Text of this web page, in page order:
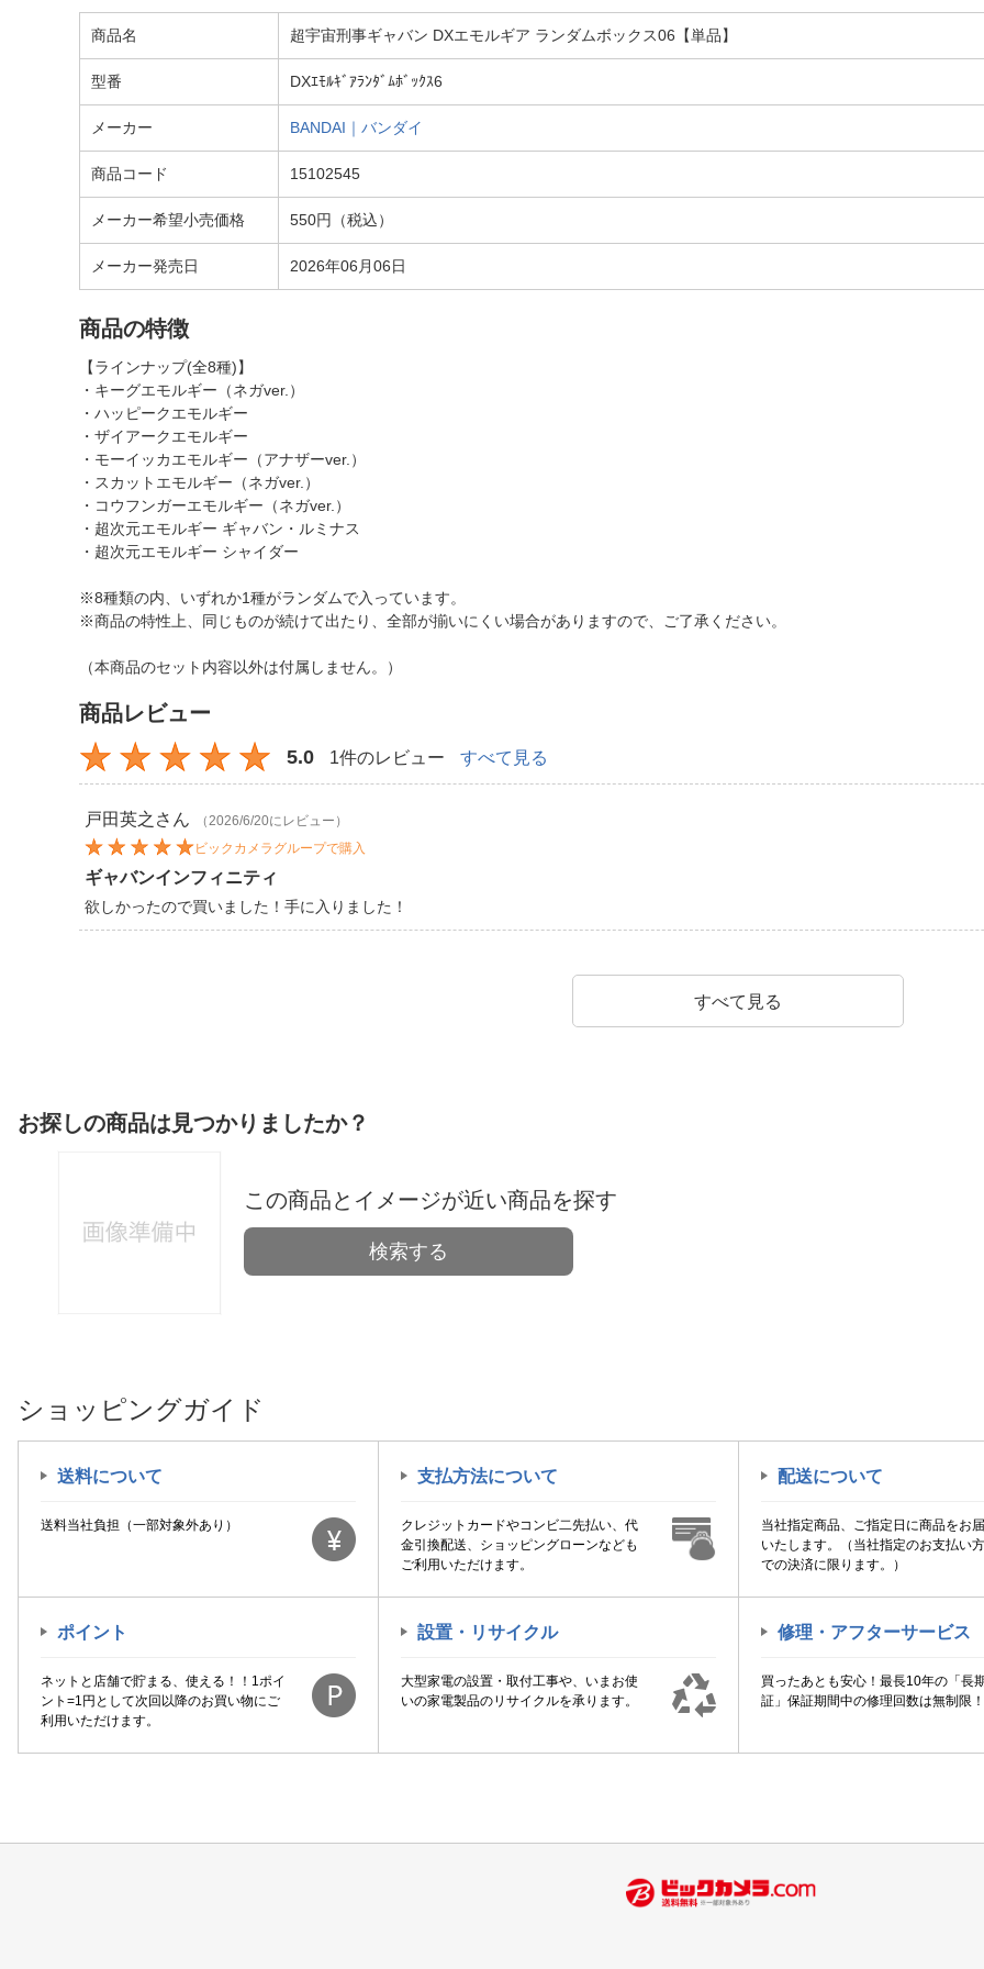
商品名 超宇宙刑事ギャバン DXエモルギア ランダムボックス06【単品】
型番 DXｴﾓﾙｷﾞｱﾗﾝﾀﾞﾑﾎﾞｯｸｽ6
メーカー BANDAI｜バンダイ
商品コード 15102545
メーカー希望小売価格 550円（税込）
メーカー発売日 2026年06月06日
商品の特徴
【ラインナップ(全8種)】
・キーグエモルギー（ネガver.）
・ハッピークエモルギー
・ザイアークエモルギー
・モーイッカエモルギー（アナザーver.）
・スカットエモルギー（ネガver.）
・コウフンガーエモルギー（ネガver.）
・超次元エモルギー ギャバン・ルミナス
・超次元エモルギー シャイダー
※8種類の内、いずれか1種がランダムで入っています。
※商品の特性上、同じものが続けて出たり、全部が揃いにくい場合がありますので、ご了承ください。
（本商品のセット内容以外は付属しません。）
商品レビュー
5.0 1件のレビュー すべて見る
戸田英之 さん
（2026/6/20にレビュー）
ビックカメラグループで購入
ギャバンインフィニティ
欲しかったので買いました！手に入りました！
すべて見る
お探しの商品は見つかりましたか？
この商品とイメージが近い商品を探す
検索する
ショッピングガイド
送料について
送料当社負担（一部対象外あり）
支払方法について
クレジットカードやコンビ二先払い、代
金引換配送、ショッピングローンなども
ご利用いただけます。
配送について
当社指定商品、ご指定日に商品をお
いたします。（当社指定のお支払い
での決済に限ります。）
ポイント
ネットと店舗で貯まる、使える！！1ポイ
ント=1円として次回以降のお買い物にご
利用いただけます。
設置・リサイクル
大型家電の設置・取付工事や、いまお使
いの家電製品のリサイクルを承ります。
修理・アフターサービス
買ったあとも安心！最長10年の「長
証」保証期間中の修理回数は無制限！